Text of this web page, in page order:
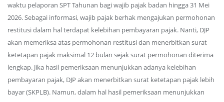
waktu pelaporan SPT Tahunan bagi wajib pajak badan hingga 31 Mei
2026. Sebagai informasi, wajib pajak berhak mengajukan permohonan
restitusi dalam hal terdapat kelebihan pembayaran pajak. Nanti, DJP
akan memeriksa atas permohonan restitusi dan menerbitkan surat
ketetapan pajak maksimal 12 bulan sejak surat permohonan diterima
lengkap. Jika hasil pemeriksaan menunjukkan adanya kelebihan
pembayaran pajak, DJP akan menerbitkan surat ketetapan pajak lebih
bayar (SKPLB). Namun, dalam hal hasil pemeriksaan menunjukkan